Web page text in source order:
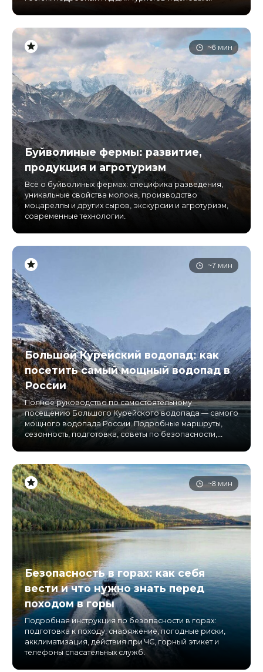
~6 мин
Буйволиные фермы: развитие,
продукция и агротуризм
Всё о буйволиных фермах: специфика разведения,
уникальные свойства молока, производство
моцареллы и других сыров, экскурсии и агротуризм,
современные технологии.
~7 мин
Большой Курейский водопад: как
посетить самый мощный водопад в
России
Полное руководство по самостоятельному
посещению Большого Курейского водопада — самого
мощного водопада России. Подробные маршруты,
сезонность, подготовка, советы по безопасности,...
~8 мин
Безопасность в горах: как себя
вести и что нужно знать перед
походом в горы
Подробная инструкция по безопасности в горах:
подготовка к походу, снаряжение, погодные риски,
акклиматизация, действия при ЧС, горный этикет и
телефоны спасательных служб.